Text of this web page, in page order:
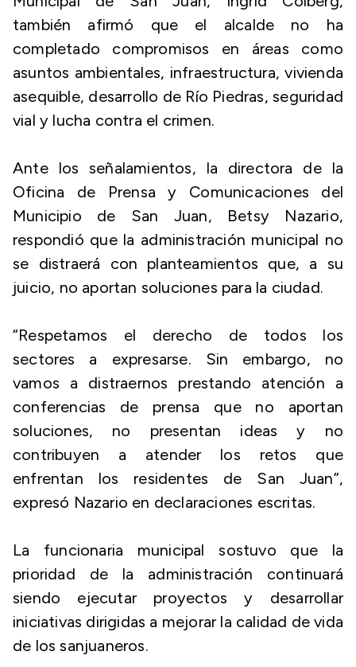
también afirmó que el alcalde no ha
completado compromisos en áreas como
asuntos ambientales, infraestructura, vivienda
asequible, desarrollo de Río Piedras, seguridad
vial y lucha contra el crimen.
Ante los señalamientos, la directora de la
Oficina de Prensa y Comunicaciones del
Municipio de San Juan, Betsy Nazario,
respondió que la administración municipal no
se distraerá con planteamientos que, a su
juicio, no aportan soluciones para la ciudad.
“Respetamos el derecho de todos los
sectores a expresarse. Sin embargo, no
vamos a distraernos prestando atención a
conferencias de prensa que no aportan
soluciones, no presentan ideas y no
contribuyen a atender los retos que
enfrentan los residentes de San Juan”,
expresó Nazario en declaraciones escritas.
La funcionaria municipal sostuvo que la
prioridad de la administración continuará
siendo ejecutar proyectos y desarrollar
iniciativas dirigidas a mejorar la calidad de vida
de los sanjuaneros.